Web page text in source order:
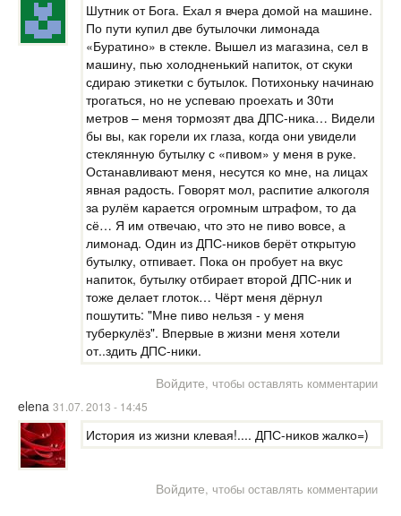
Шутник от Бога. Ехал я вчера домой на машине.
По пути купил две бутылочки лимонада
«Буратино» в стекле. Вышел из магазина, сел в
машину, пью холодненький напиток, от скуки
сдираю этикетки с бутылок. Потихоньку начинаю
трогаться, но не успеваю проехать и 30ти
метров – меня тормозят два ДПС-ника… Видели
бы вы, как горели их глаза, когда они увидели
стеклянную бутылку с «пивом» у меня в руке.
Останавливают меня, несутся ко мне, на лицах
явная радость. Говорят мол, распитие алкоголя
за рулём карается огромным штрафом, то да
сё… Я им отвечаю, что это не пиво вовсе, а
лимонад. Один из ДПС-ников берёт открытую
бутылку, отпивает. Пока он пробует на вкус
напиток, бутылку отбирает второй ДПС-ник и
тоже делает глоток… Чёрт меня дёрнул
пошутить: "Мне пиво нельзя - у меня
туберкулёз". Впервые в жизни меня хотели
от..здить ДПС-ники.
Войдите, чтобы оставлять комментарии
elena 31.07. 2013 - 14:45
История из жизни клевая!.... ДПС-ников жалко=)
Войдите, чтобы оставлять комментарии